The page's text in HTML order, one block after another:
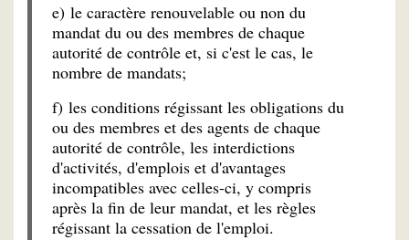
e) le caractère renouvelable ou non du
mandat du ou des membres de chaque
autorité de contrôle et, si c'est le cas, le
nombre de mandats;
f) les conditions régissant les obligations du
ou des membres et des agents de chaque
autorité de contrôle, les interdictions
d'activités, d'emplois et d'avantages
incompatibles avec celles-ci, y compris
après la fin de leur mandat, et les règles
régissant la cessation de l'emploi.